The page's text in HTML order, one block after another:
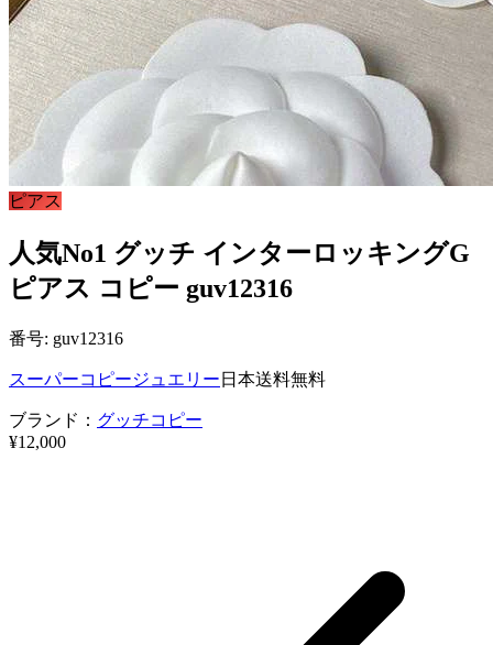
ピアス
人気No1 グッチ インターロッキングG
ピアス コピー guv12316
番号: guv12316
スーパーコピージュエリー 日本送料無料
ブランド： グッチコピー
¥12,000